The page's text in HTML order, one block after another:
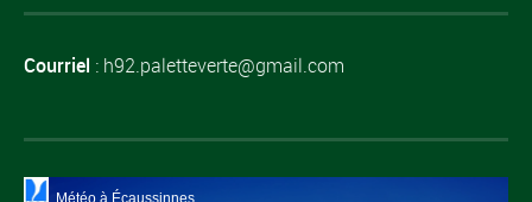
Courriel : h92.paletteverte@gmail.com